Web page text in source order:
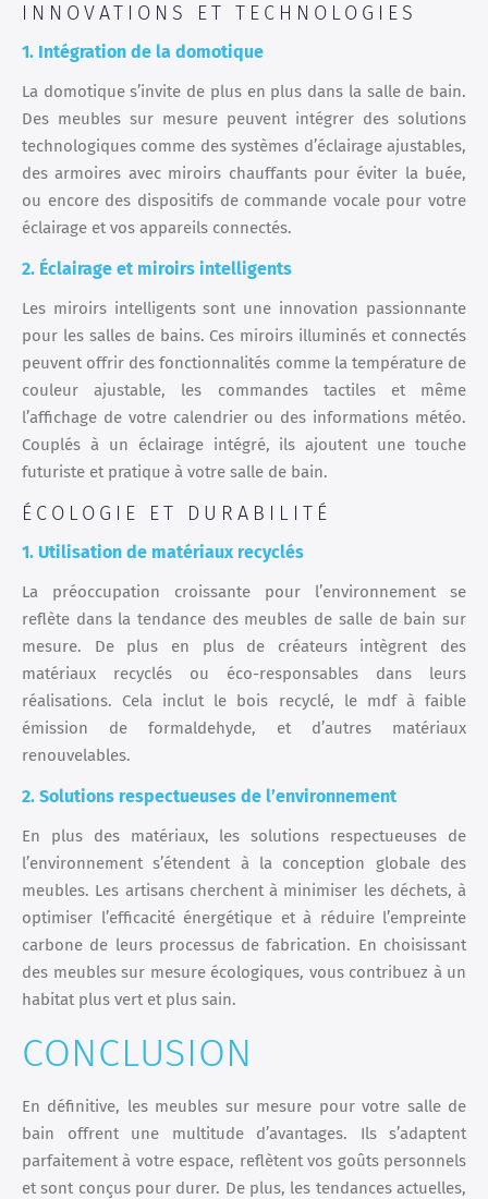
INNOVATIONS ET TECHNOLOGIES
1. Intégration de la domotique
La domotique s’invite de plus en plus dans la salle de bain.
Des meubles sur mesure peuvent intégrer des solutions
technologiques comme des systèmes d’éclairage ajustables,
des armoires avec miroirs chauffants pour éviter la buée,
ou encore des dispositifs de commande vocale pour votre
éclairage et vos appareils connectés.
2. Éclairage et miroirs intelligents
Les miroirs intelligents sont une innovation passionnante
pour les salles de bains. Ces miroirs illuminés et connectés
peuvent offrir des fonctionnalités comme la température de
couleur ajustable, les commandes tactiles et même
l’affichage de votre calendrier ou des informations météo.
Couplés à un éclairage intégré, ils ajoutent une touche
futuriste et pratique à votre salle de bain.
ÉCOLOGIE ET DURABILITÉ
1. Utilisation de matériaux recyclés
La préoccupation croissante pour l’environnement se
reflète dans la tendance des meubles de salle de bain sur
mesure. De plus en plus de créateurs intègrent des
matériaux recyclés ou éco-responsables dans leurs
réalisations. Cela inclut le bois recyclé, le mdf à faible
émission de formaldehyde, et d’autres matériaux
renouvelables.
2. Solutions respectueuses de l’environnement
En plus des matériaux, les solutions respectueuses de
l’environnement s’étendent à la conception globale des
meubles. Les artisans cherchent à minimiser les déchets, à
optimiser l’efficacité énergétique et à réduire l’empreinte
carbone de leurs processus de fabrication. En choisissant
des meubles sur mesure écologiques, vous contribuez à un
habitat plus vert et plus sain.
CONCLUSION
En définitive, les meubles sur mesure pour votre salle de
bain offrent une multitude d’avantages. Ils s’adaptent
parfaitement à votre espace, reflètent vos goûts personnels
et sont conçus pour durer. De plus, les tendances actuelles,